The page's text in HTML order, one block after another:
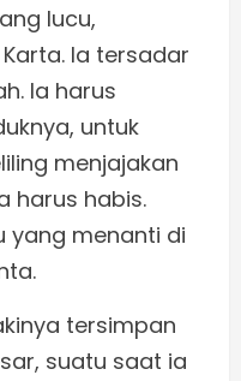
lucu,
Ia tersadar
Ia harus
untuk
menjajakan
harus habis.
yang menanti di
tersimpan
suatu saat ia